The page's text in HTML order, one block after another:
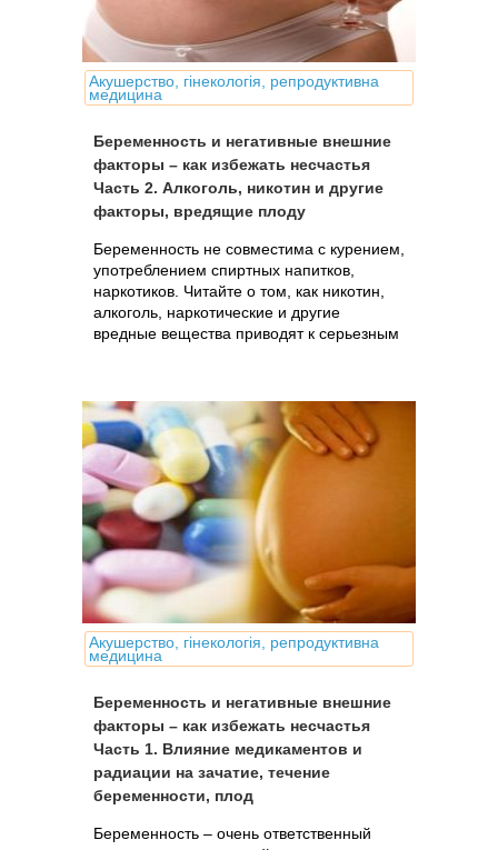
Акушерство, гінекологія, репродуктивна
медицина
Беременность и негативные внешние
факторы – как избежать несчастья
Часть 2. Алкоголь, никотин и другие
факторы, вредящие плоду
Беременность не совместима с курением,
употреблением спиртных напитков,
наркотиков. Читайте о том, как никотин,
алкоголь, наркотические и другие
вредные вещества приводят к серьезным
Акушерство, гінекологія, репродуктивна
медицина
Беременность и негативные внешние
факторы – как избежать несчастья
Часть 1. Влияние медикаментов и
радиации на зачатие, течение
беременности, плод
Беременность – очень ответственный